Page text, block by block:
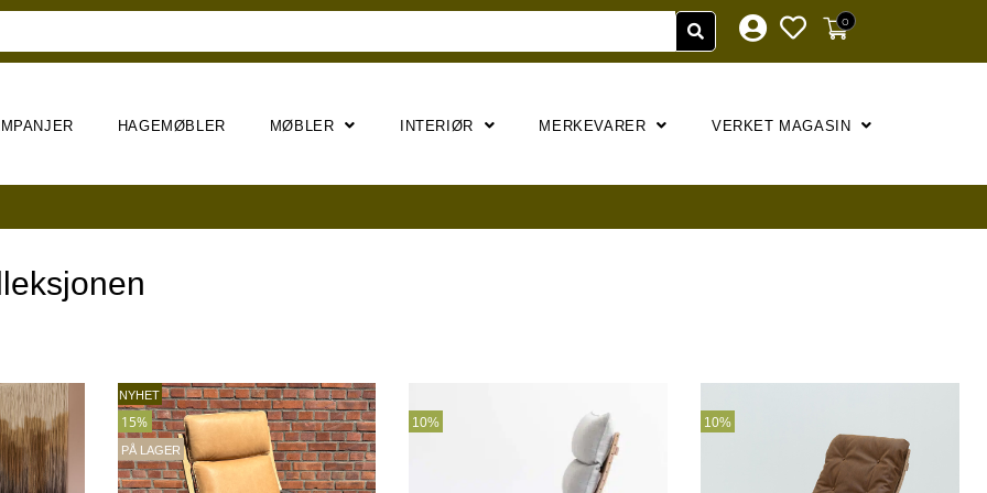
0
HAGEMØBLER MØBLER INTERIØR MERKEVARER VERKET MAGASIN
NYHET
PÅ LAGER
15% 10% 10%